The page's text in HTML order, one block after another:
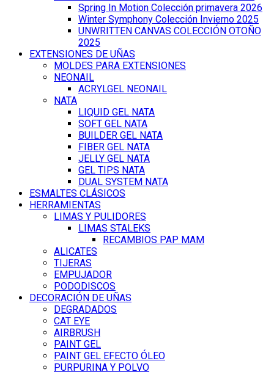
Spring In Motion Colección primavera 2026
Winter Symphony Colección Invierno 2025
UNWRITTEN CANVAS COLECCIÓN OTOÑO
2025
EXTENSIONES DE UÑAS
MOLDES PARA EXTENSIONES
NEONAIL
ACRYLGEL NEONAIL
NATA
LIQUID GEL NATA
SOFT GEL NATA
BUILDER GEL NATA
FIBER GEL NATA
JELLY GEL NATA
GEL TIPS NATA
DUAL SYSTEM NATA
ESMALTES CLÁSICOS
HERRAMIENTAS
LIMAS Y PULIDORES
LIMAS STALEKS
RECAMBIOS PAP MAM
ALICATES
TIJERAS
EMPUJADOR
PODODISCOS
DECORACIÓN DE UÑAS
DEGRADADOS
CAT EYE
AIRBRUSH
PAINT GEL
PAINT GEL EFECTO ÓLEO
PURPURINA Y POLVO